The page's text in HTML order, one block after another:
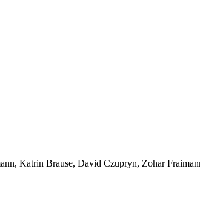
Katrin Brause, David Czupryn, Zohar